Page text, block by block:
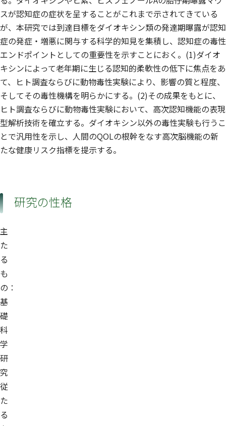
スが認知症の症状を呈することがこれまで示されてきている
が、本研究では到達目標をダイオキシン類の発達期曝露が認知
症の発症・増悪に関与する科学的知見を集積し、認知症の毒性
エンドポイントとしての重要性を示すことにおく。(1)ダイオ
キシンによって老年期に生じる認知的柔軟性の低下に焦点をあ
て、ヒト調査ならびに動物毒性実験により、影響の質と程度、
そしてその毒性機構を明らかにする。(2)その成果をもとに、
ヒト調査ならびに動物毒性実験において、高次認知機能の表現
型解析技術を確立する。ダイオキシン以外の毒性実験も行うこ
とで汎用性を示し、人間のQOLの根幹をなす高次脳機能の新
たな健康リスク指標を提示する。
研究の性格
主
た
る
も
の：
基
礎
科
学
研
究
従
た
る